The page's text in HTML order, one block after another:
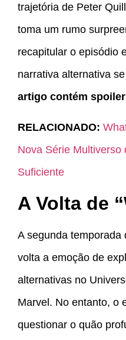
trajetória de Peter
toma um rumo
recapitular o episódio
narrativa alternativa
artigo contém
RELACIONADO:
Nova Série Multiverso
Suficiente
A Volta de
A segunda temporada
volta a emoção de
alternativas no
Marvel. No entanto, o
questionar o quão